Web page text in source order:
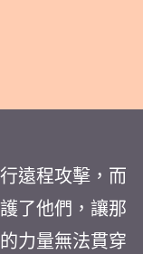
遠程攻擊，而
了他們，讓那
力量無法貫穿